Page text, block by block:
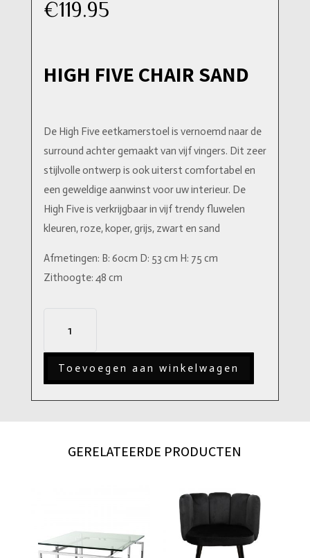
€119.95
HIGH FIVE CHAIR SAND
De High Five eetkamerstoel is vernoemd naar de
surround achter gemaakt van vijf vingers. Dit zeer
stijlvolle ontwerp is ook uiterst comfortabel en
een geweldige aanwinst voor uw interieur. De
High Five is verkrijgbaar in vijf trendy fluwelen
kleuren, roze, koper, grijs, zwart en sand
Afmetingen: B: 60cm D: 53 cm H: 75 cm
Zithoogte: 48 cm
chair
Sand
Toevoegen aan winkelwagen
GERELATEERDE PRODUCTEN